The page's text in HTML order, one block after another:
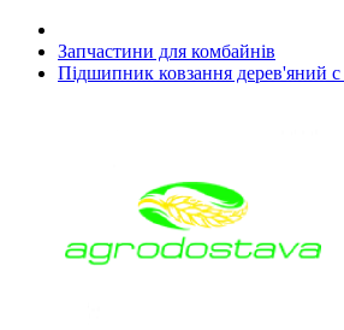
Запчастини для комбайнів
Підшипник ковзання дерев'яний с